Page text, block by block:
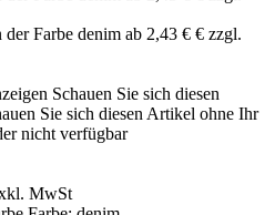
Schauen Sie sich diesen
Sie sich diesen Artikel ohne Ihr
nicht verfügbar
MwSt